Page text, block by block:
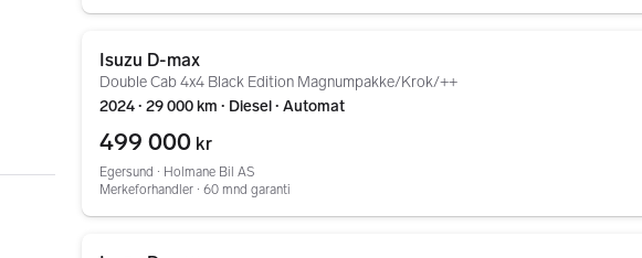
Isuzu D-max
Double Cab 4x4 Black Edition Magnumpakke/Krok/++
2024 ∙ 29 000 km ∙ Diesel ∙ Automat
499 000 kr
Egersund ∙ Holmane Bil AS
Merkeforhandler ∙ 60 mnd garanti